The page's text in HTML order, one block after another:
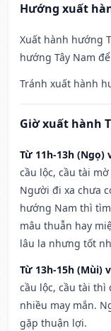
Hướng xuất
Xuất hành hướng
hướng Tây Nam
Tránh xuất hành
Giờ xuất hành
Từ 11h-13h (Ngọ)
cầu lộc, cầu tài
Người đi xa chưa
hướng Nam thì
mâu thuẫn hay
lâu la nhưng tốt
Từ 13h-15h (Mùi)
cầu lộc, cầu tài thì
nhiều may mắn.
gặp thuận lợi.